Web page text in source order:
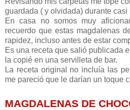
guardada ( y olvidada) durante casi
En casa no somos muy
recuerdo que estas magdalenas
rapidez, incluso antes de estar
Es una receta que salió publicada
la copié en una servilleta de bar.
La receta original no incluía las
me pareció que le darían un toque
MAGDALENAS DE